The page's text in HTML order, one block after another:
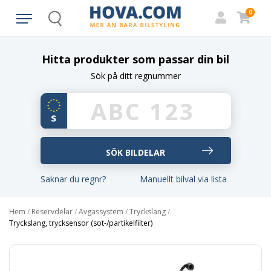
Search
0
Hitta produkter som passar din bil
Sök på ditt regnummer
Saknar du regnr? Manuellt bilval via lista
Hem / Reservdelar/Avgassystem /Tryckslang/
Tryckslang, trycksensor (sot-/partikelfilter)